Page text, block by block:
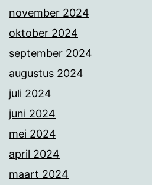
november 2024
oktober 2024
september 2024
augustus 2024
juli 2024
juni 2024
mei 2024
april 2024
maart 2024